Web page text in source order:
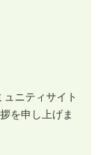
ニティサイト
を申し上げま